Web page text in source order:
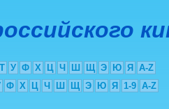
Т У Ф Х Ц Ч Ш Щ Э Ю Я
A-Z
Ф Х Ц Ч Ш Щ Э Ю Я 1-9 A-Z